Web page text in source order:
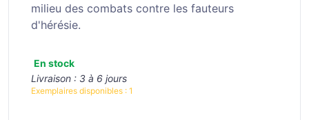
milieu des combats contre les fauteurs
d'hérésie.
En stock
Livraison : 3 à 6 jours
Exemplaires disponibles : 1